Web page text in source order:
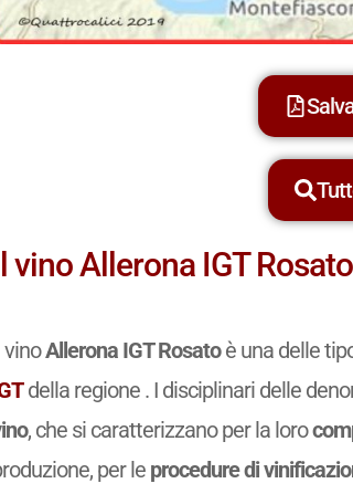
vino Allerona IGT Rosato
vinoAllerona IGT Rosatoè una delle
della regione . I disciplinari delle
, che si caratterizzano per la loro
per le procedure di